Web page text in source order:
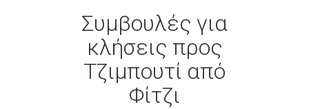
Συμβουλές για
κλήσεις προς
Τζιμπουτί από
Φίτζι